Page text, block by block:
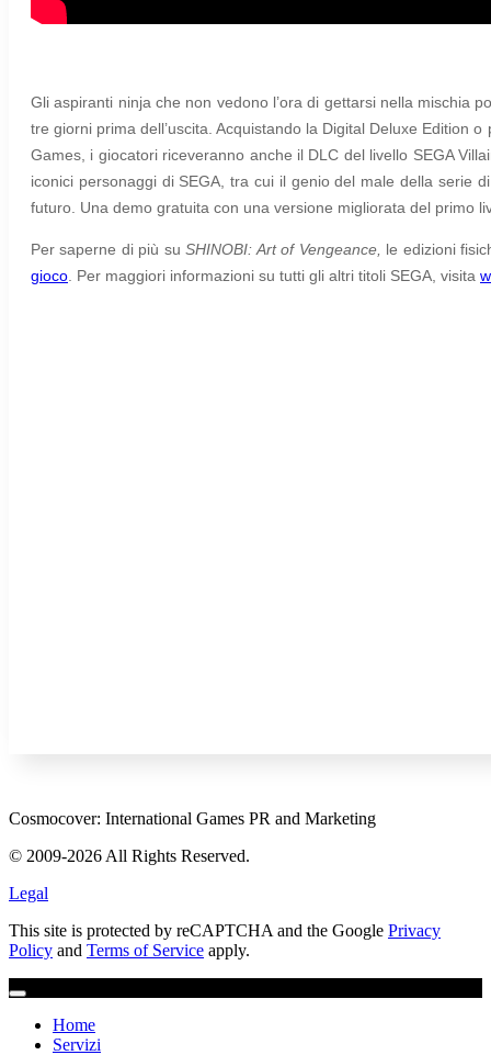
Gli aspiranti ninja che non vedono l’ora di gettarsi nella mischia
tre giorni prima dell’uscita Acquistando la Digital Deluxe Edition
Games, i giocatori riceveranno anche il DLC del livello SEGA
iconici personaggi di SEGA, tra cui il genio del male della serie
futuro. Una demo gratuita con una versione migliorata del primo
Per saperne di più suSHINOBI: Art of Vengeance, le edizioni
gioco . Per maggiori informazioni su tutti gli altri titoli SEGA, visita
Cosmocover: International Games PR and Marketing
© 2009-2026 All Rights Reserved.
Legal
This site is protected by reCAPTCHA and the Google Privacy
Policy and Terms of Service apply.
Home
Servizi